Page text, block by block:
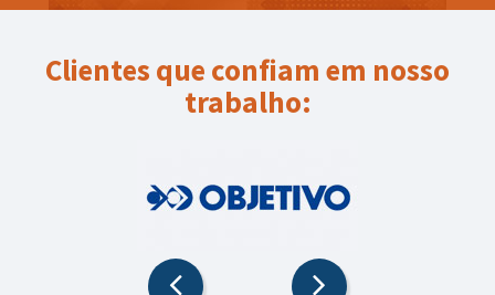
Clientes que confiam em nosso
trabalho: